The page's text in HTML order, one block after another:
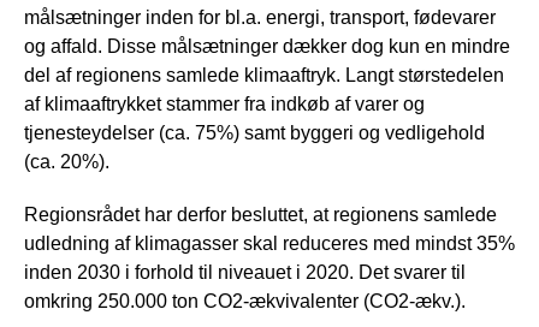
målsætninger inden for bl.a. energi, transport, fødevarer
og affald. Disse målsætninger dækker dog kun en mindre
del af regionens samlede klimaaftryk. Langt størstedelen
af klimaaftrykket stammer fra indkøb af varer og
tjenesteydelser (ca. 75%) samt byggeri og vedligehold
(ca. 20%).
Regionsrådet har derfor besluttet, at regionens samlede
udledning af klimagasser skal reduceres med mindst 35%
inden 2030 i forhold til niveauet i 2020. Det svarer til
omkring 250.000 ton CO2-ækvivalenter (CO2-ækv.).